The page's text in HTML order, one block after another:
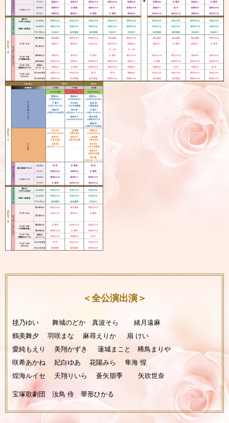
＜全公演出演＞
毬乃ゆい 舞城のどか 真波そら 緒月遠麻
鶴美舞夕 羽咲まな 麻尋えりか 扇 けい
愛純もえり 美翔かずき
蓮城まこと 稀鳥まりや
咲希あかね 妃白ゆあ 花陽みら 隼海 惺
煌海ルイセ 天翔りいら 蒼矢朋季 矢吹世奈
宝塚歌劇団 汝鳥 伶 華形ひかる